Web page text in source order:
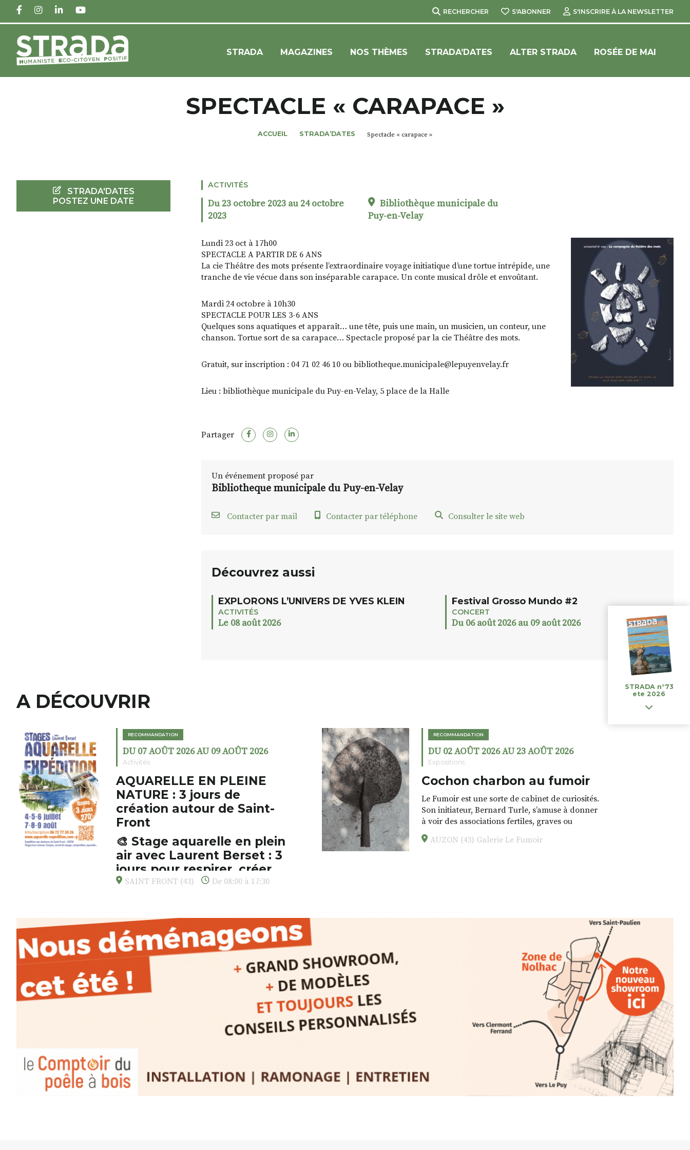
FACEBOOKINSTAGRAM
LINKEDINYOUTUBE RECHERCHER S'ABONNER S'INSCRIRE À LA NEWSLETTER
STRADA MAGAZINES NOS THÈMES STRADA’DATES ALTER STRADA ROSÉE DE MAI
SPECTACLE « CARAPACE »
ACCUEIL STRADA’DATES Spectacle « carapace »
ACTIVITÉS
Du 23 octobre 2023 au 24 octobre
2023
Bibliothèque municipale du
Puy-en-Velay
Lundi 23 oct à 17h00
SPECTACLE A PARTIR DE 6 ANS
La cie Théâtre des mots présente l’extraordinaire voyage initiatique d’une tortue intrépide, une
tranche de vie vécue dans son inséparable carapace. Un conte musical drôle et envoûtant.
Mardi 24 octobre à 10h30
SPECTACLE POUR LES 3-6 ANS
Quelques sons aquatiques et apparaît… une tête, puis une main, un musicien, un conteur, une
chanson. Tortue sort de sa carapace… Spectacle proposé par la cie Théâtre des mots.
Gratuit, sur inscription : 04 71 02 46 10 ou bibliotheque.municipale@lepuyenvelay.fr
Lieu : bibliothèque municipale du Puy-en-Velay, 5 place de la Halle
Partager
Un événement proposé par
Bibliotheque municipale du Puy-en-Velay
Contacter par mail Contacter par téléphone Consulter le site web
Découvrez aussi
EXPLORONS L’UNIVERS DE YVES KLEIN
ACTIVITÉS
Le 08 août 2026
Festival Grosso Mundo #2
CONCERT
Du 06 août 2026 au 09 août 2026
STRADA'DATES
POSTEZ UNE DATE
A DÉCOUVRIR
RECOMMANDATION
DU 07 AOÛT 2026 AU 09 AOÛT 2026
Activités
AQUARELLE EN PLEINE
NATURE : 3 jours de
création autour de Saint-
Front
🎨 Stage aquarelle en plein
air avec Laurent Berset : 3
jours pour respirer, créer,
s’émerveiller
paysages de Haute-Loire ?
Cet été, Laurent Bersetvous propose unstage
d’aquarelle en extérieur, accessible
, dans un cadre naturel
inspirant
, à seulement30
minutes du Puy-en-Velay
aquarelle, encre, ou contenu hybride.
Le programme :
8h : rendez-vous au point de départ
SAINT FRONT (43) De 08:00 à 17:30
RECOMMANDATION
DU 02 AOÛT 2026 AU 23 AOÛT 2026
Expositions
Cochon charbon au fumoir
Le Fumoir est une sorte de cabinet de curiosités.
Son initiateur, Bernard Turle, s’amuse à donner
à voir des associations fertiles, graves ou
drôles, parfois fumeuses. Des oeuvres
éclectiques font. liens avec les histoires un peu
Programmée en off du festival d’Auzon, cette
raison de plus d’aller faire un tour dans la cité
médiévale du Brivadois cet été.
INTERVIEW
STRADA Bernard Turle, vous avez ouvert une
galerie à Auzon…
AUZON (43) Galerie Le Fumoir
STRADA n°73
ete 2026